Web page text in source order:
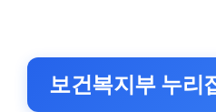
보건복지부 누리